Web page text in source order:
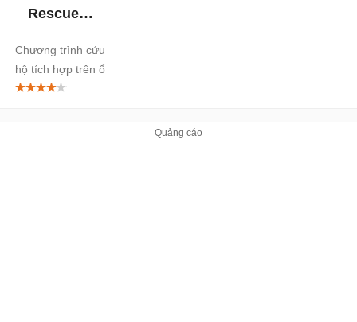
Rescue
On HDD
Chương trình cứu
hộ tích hợp trên ổ
cứng máy tính